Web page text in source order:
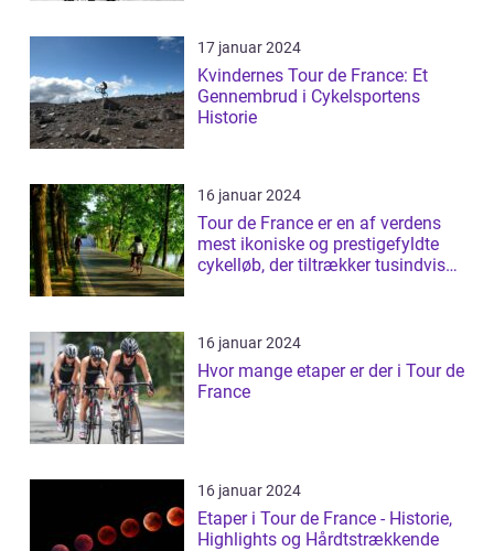
17 januar 2024
Kvindernes Tour de France: Et
Gennembrud i Cykelsportens
Historie
16 januar 2024
Tour de France er en af verdens
mest ikoniske og prestigefyldte
cykelløb, der tiltrækker tusindvis
16 januar 2024
Hvor mange etaper er der i Tour de
France
16 januar 2024
Etaper i Tour de France - Historie,
Highlights og Hårdtstrækkende